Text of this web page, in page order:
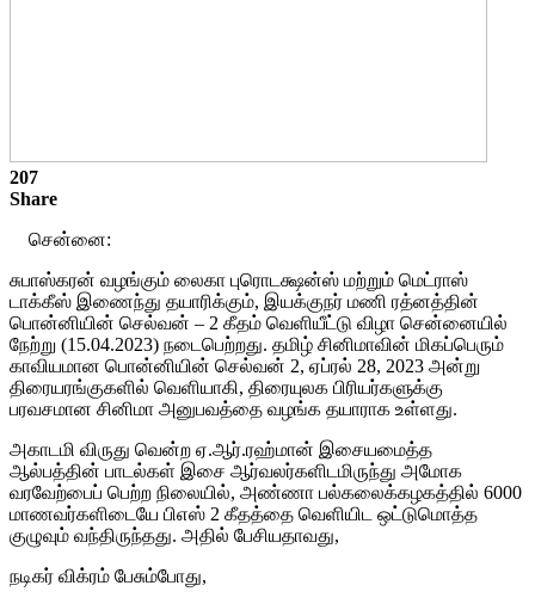
207
Share
சென்னை:
சுபாஸ்கரன் வழங்கும் லைகா புரொடக்ஷன்ஸ் மற்றும் மெட்ராஸ்
டாக்கீஸ் இணைந்து தயாரிக்கும், இயக்குநர் மணி ரத்னத்தின்
பொன்னியின் செல்வன் – 2 கீதம் வெளியீட்டு விழா சென்னையில்
நேற்று (15.04.2023) நடைபெற்றது. தமிழ் சினிமாவின் மிகப்பெரும்
காவியமான பொன்னியின் செல்வன் 2, ஏப்ரல் 28, 2023 அன்று
திரையரங்குகளில் வெளியாகி, திரையுலக பிரியர்களுக்கு
பரவசமான சினிமா அனுபவத்தை வழங்க தயாராக உள்ளது.
அகாடமி விருது வென்ற ஏ.ஆர்.ரஹ்மான் இசையமைத்த
ஆல்பத்தின் பாடல்கள் இசை ஆர்வலர்களிடமிருந்து அமோக
வரவேற்பைப் பெற்ற நிலையில், அண்ணா பல்கலைக்கழகத்தில் 6000
மாணவர்களிடையே பிஎஸ் 2 கீதத்தை வெளியிட ஒட்டுமொத்த
குழுவும் வந்திருந்தது. அதில் பேசியதாவது,
நடிகர் விக்ரம் பேசும்போது,